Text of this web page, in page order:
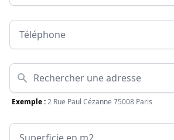
Téléphone
Adresse
Exemple :2 Rue Paul Cézanne 75008 Paris
Surface